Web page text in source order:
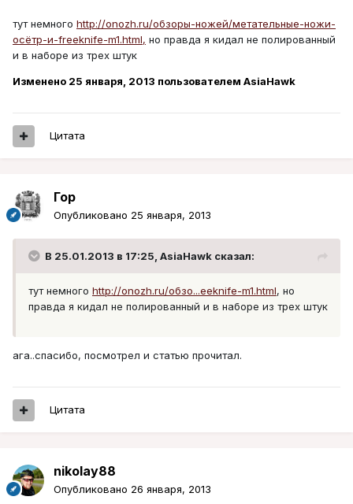
тут немного http://onozh.ru/обзоры-ножей/метательные-ножи-
осётр-и-freeknife-m1.html, но правда я кидал не полированный
и в наборе из трех штук
Изменено 25 января, 2013 пользователем AsiaHawk
Цитата
Гор
Опубликовано 25 января, 2013
В 25.01.2013 в 17:25, AsiaHawk сказал:
тут немного http://onozh.ru/обзо...eeknife-m1.html, но
правда я кидал не полированный и в наборе из трех штук
ага..спасибо, посмотрел и статью прочитал.
Цитата
nikolay88
Опубликовано 26 января, 2013